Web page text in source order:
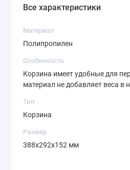
Все характеристики
Материал
Полипропилен
Особенность
Корзина имеет удобные для
материал не добавляет веса в
Тип
Корзина
Размер
388х292х152 мм